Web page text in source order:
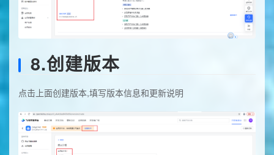
8.创建版本
点击上面创建版本,填写版本信息和更新说明